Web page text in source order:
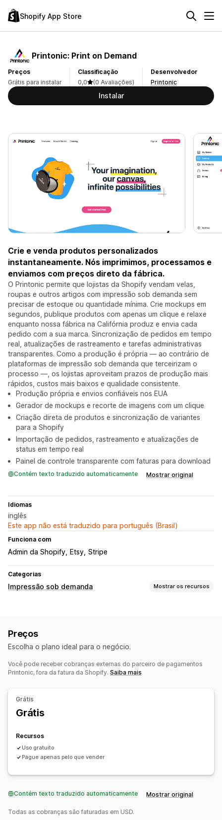
Shopify App Store
Printonic: Print on Demand
Preços
Grátis para instalar
Classificação
0,0
(0 Avaliações)
Desenvolvedor
Printonic
Instalar
Crie e venda produtos personalizados
instantaneamente. Nós imprimimos, processamos e
enviamos com preços direto da fábrica.
O Printonic permite que lojistas da Shopify vendam velas,
roupas e outros artigos com impressão sob demanda sem
precisar de estoque ou quantidade mínima. Crie mockups em
segundos, publique produtos com apenas um clique e relaxe
enquanto nossa fábrica na Califórnia produz e envia cada
pedido com a sua marca. Sincronização de pedidos em tempo
real, atualizações de rastreamento e tarefas administrativas
transparentes. Como a produção é própria — ao contrário de
plataformas de impressão sob demanda que terceirizam o
processo —, os lojistas aproveitam prazos de produção mais
rápidos, custos mais baixos e qualidade consistente.
Produção própria e envios confiáveis nos EUA
Gerador de mockups e recorte de imagens com um clique
Criação direta de produtos e sincronização de variantes
para a Shopify
Importação de pedidos, rastreamento e atualizações de
status em tempo real
Painel de controle transparente com faturas para download
Contém texto traduzido automaticamente Mostrar original
Idiomas
inglês
Este app não está traduzido para português (Brasil)
Funciona com
Admin da Shopify Etsy Stripe
Categorias
Impressão sob demanda Mostrar os recursos
Produtos
Presentes de Natal Decoração da casa Ecológico
Opções de frete
Atualizações em tempo real
Preços
Escolha o plano ideal para o negócio.
Você pode receber cobranças externas do parceiro de pagamentos
Printonic, fora da fatura da Shopify. Saiba mais
Grátis
Grátis
Recursos
Uso gratuito
Pague apenas pelo que vender
Contém texto traduzido automaticamente Mostrar original
Todas as cobranças são faturadas em USD.